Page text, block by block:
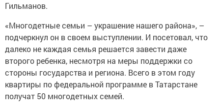
Гильманов.
«Многодетные семьи – украшение нашего района», –
подчеркнул он в своем выступлении. И посетовал, что
далеко не каждая семья решается завести даже
второго ребенка, несмотря на меры поддержки со
стороны государства и региона. Всего в этом году
квартиры по федеральной программе в Татарстане
получат 50 многодетных семей.